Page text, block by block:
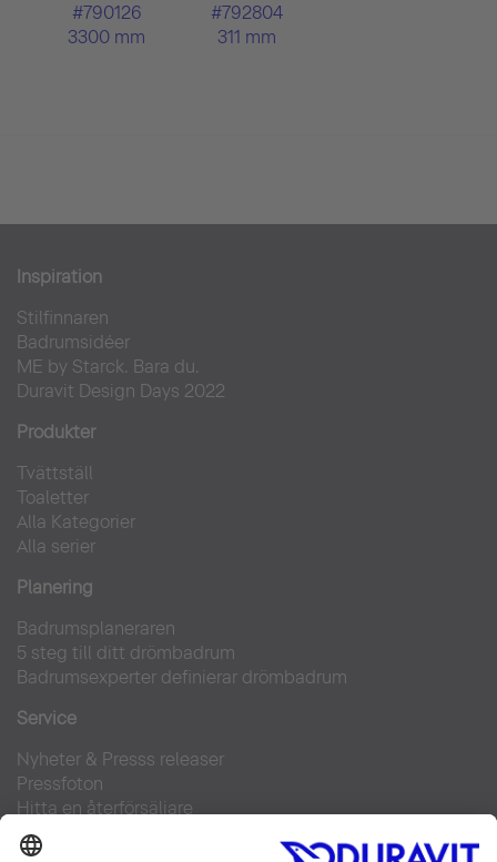
#790126
3300 mm
#792804
311 mm
Inspiration
Stilfinnaren
Badrumsidéer
ME by Starck. Bara du.
Duravit Design Days 2022
Produkter
Tvättställ
Toaletter
Alla Kategorier
Alla serier
Planering
Badrumsplaneraren
5 steg till ditt drömbadrum
Badrumsexperter definierar drömbadrum
Service
Nyheter & Presss releaser
Pressfoton
Hitta en återförsäljare
FAQs